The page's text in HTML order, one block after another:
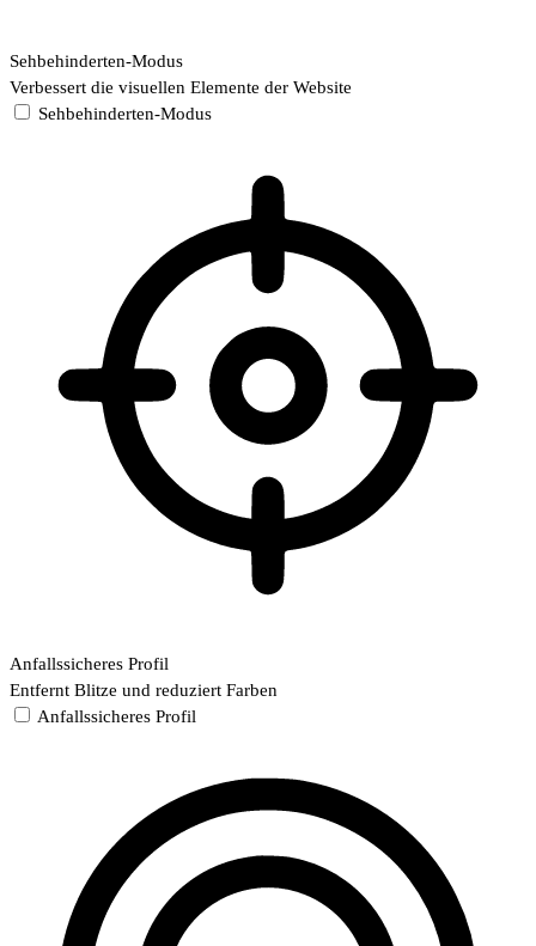
Sehbehinderten-Modus
Verbessert die visuellen Elemente der Website
Sehbehinderten-Modus
Anfallssicheres Profil
Entfernt Blitze und reduziert Farben
Anfallssicheres Profil